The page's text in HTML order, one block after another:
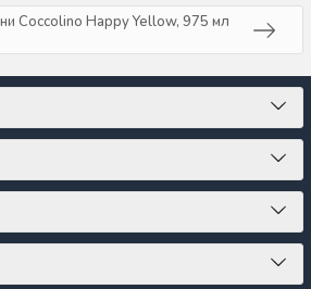
Coccolino Happy Yellow, 975 мл